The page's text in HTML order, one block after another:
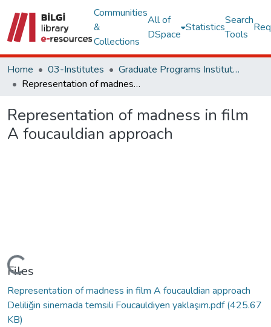
Communities
&
Collections
All of
DSpace
Statistics
Search
Tools
Home 03-Institutes
Graduate Programs Institute Thesis Collection
Representation of madness in film A foucauldian approach
Representation of madness in film
A foucauldian approach
Loading...
Files
Representation of madness in film A foucauldian approach
Deliliğin sinemada temsili Foucauldiyen yaklaşım.pdf(425.67
KB)